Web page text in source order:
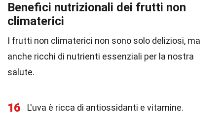
Benefici nutrizionali dei frutti non
climaterici
I frutti non climaterici non sono solo deliziosi, ma
anche ricchi di nutrienti essenziali per la nostra
salute.
16 L'uva è ricca di antiossidanti e vitamine.